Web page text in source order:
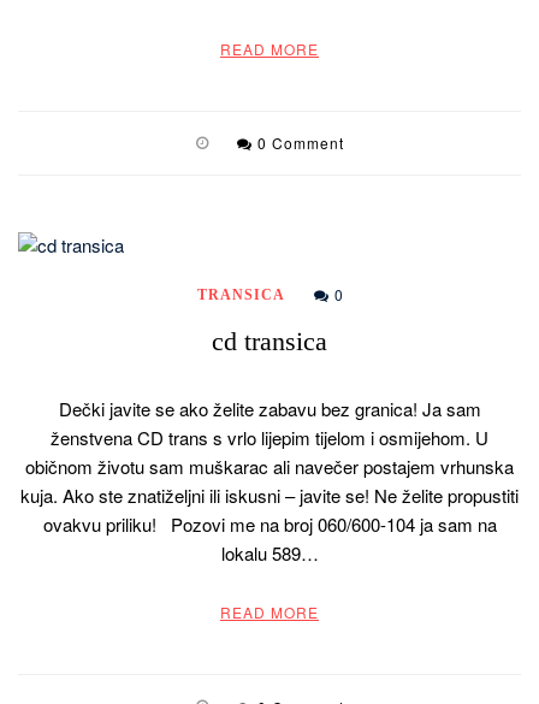
READ MORE
0 Comment
TRANSICA 0
cd transica
Dečki javite se ako želite zabavu bez granica! Ja sam
ženstvena CD trans s vrlo lijepim tijelom i osmijehom. U
običnom životu sam muškarac ali navečer postajem vrhunska
kuja. Ako ste znatiželjni ili iskusni – javite se! Ne želite propustiti
ovakvu priliku! Pozovi me na broj 060/600-104 ja sam na
lokalu 589…
READ MORE